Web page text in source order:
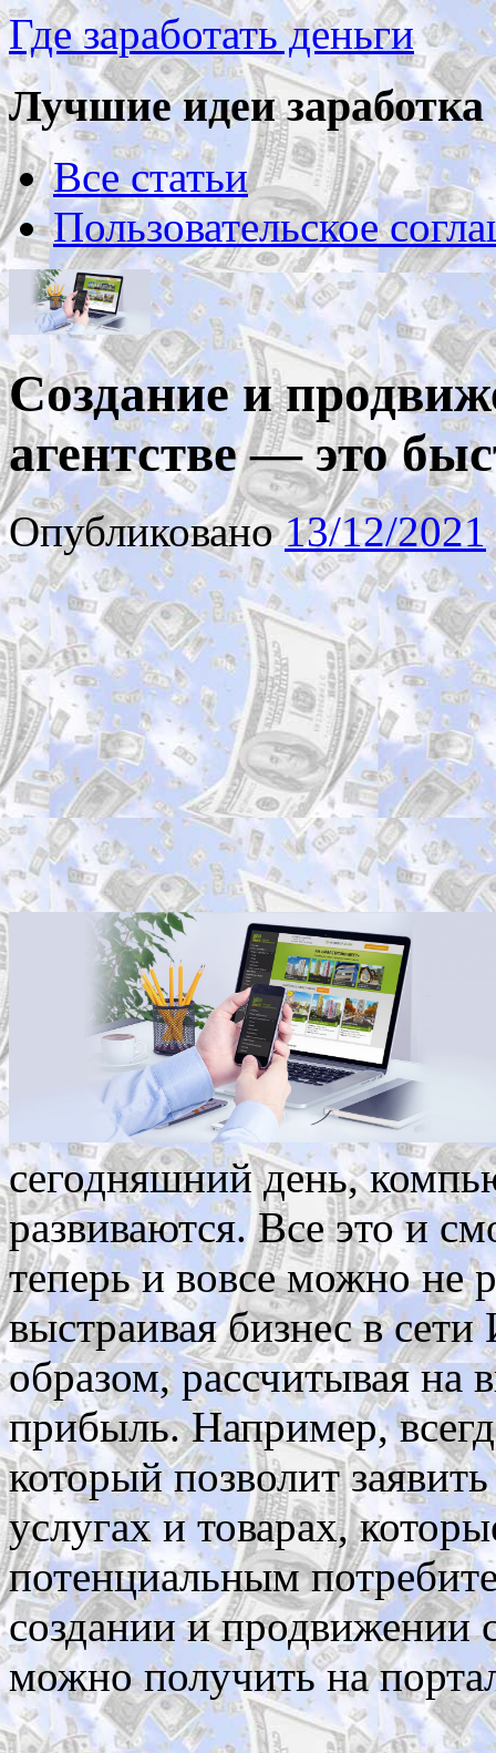
Где заработать деньги
Лучшие идеи заработка
Все статьи
Пользовательское
Создание и
агентстве — это
Опубликовано13/12/2021
сегодняшний день,
развиваются. Все это и
теперь и вовсе можно не
выстраивая бизнес в
образом, рассчитывая
прибыль. Например,
который позволит
услугах и товарах,
потенциальным
создании и продвижении
можно получить на